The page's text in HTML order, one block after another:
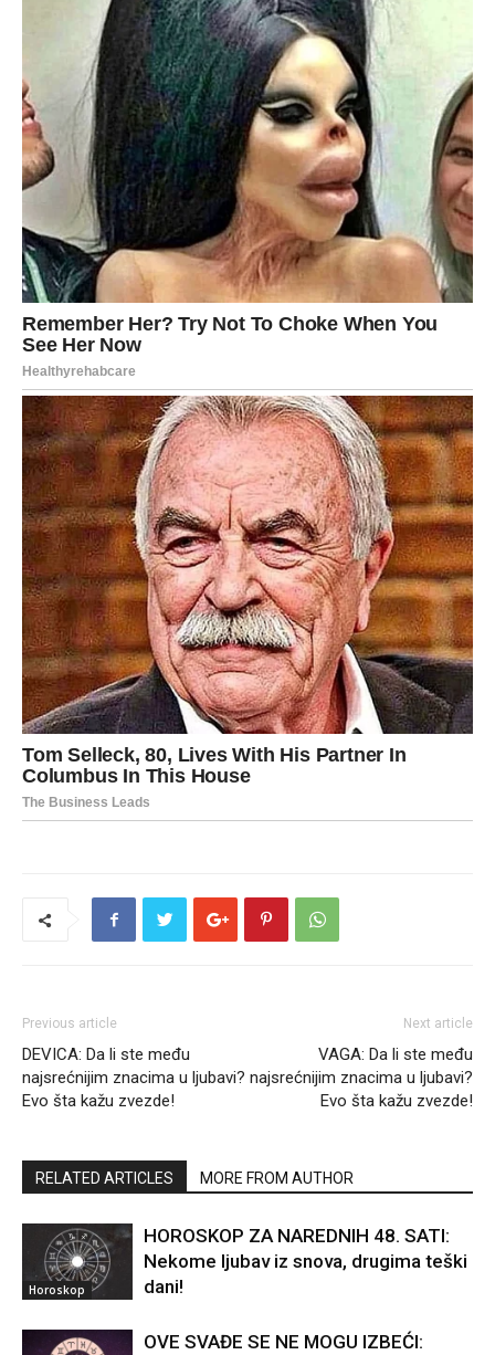
Previous article
DEVICA: Da li ste među
najsrećnijim znacima u ljubavi?
Evo šta kažu zvezde!
Next article
VAGA: Da li ste među
najsrećnijim znacima u ljubavi?
Evo šta kažu zvezde!
RELATED ARTICLES MORE FROM AUTHOR
Horoskop
HOROSKOP ZA NAREDNIH 48. SATI:
Nekome ljubav iz snova, drugima teški
dani!
OVE SVAĐE SE NE MOGU IZBEĆI: